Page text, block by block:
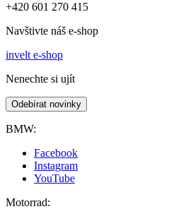
+420 601 270 415
Navštivte náš e-shop
invelt e-shop
Nenechte si ujít
Odebírat novinky
BMW:
Facebook
Instagram
YouTube
Motorrad: